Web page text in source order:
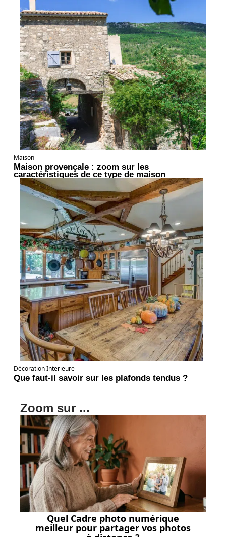
Maison
Maison provençale : zoom sur les
caractéristiques de ce type de maison
Décoration Interieure
Que faut-il savoir sur les plafonds tendus ?
Zoom sur ...
Quel Cadre photo numérique
meilleur pour partager vos photos